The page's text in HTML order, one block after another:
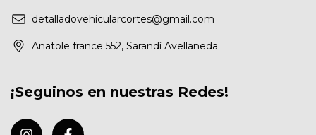
detalladovehicularcortes@gmail.com
Anatole france 552, Sarandí Avellaneda
¡Seguinos en nuestras Redes!